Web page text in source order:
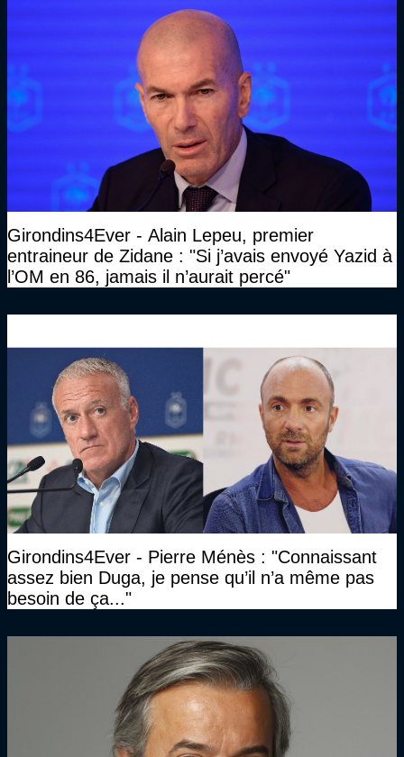
Girondins4Ever - Alain Lepeu, premier
entraineur de Zidane : "Si j’avais envoyé Yazid à
l’OM en 86, jamais il n’aurait percé"
Girondins4Ever - Pierre Ménès : "Connaissant
assez bien Duga, je pense qu’il n’a même pas
besoin de ça..."